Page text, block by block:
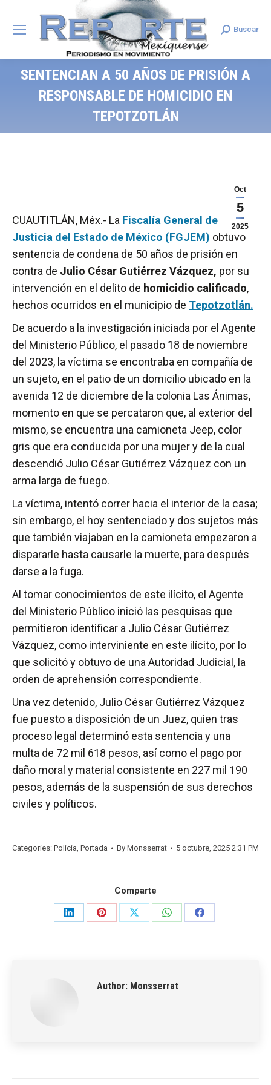
Search:
Buscar
SENTENCIAN A 50 AÑOS DE PRISIÓN A
RESPONSABLE DE HOMICIDIO EN
TEPOTZOTLÁN
Oct
5
2025
CUAUTITLÁN, Méx.- La Fiscalía General de
Justicia del Estado de México (FGJEM) obtuvo
sentencia de condena de 50 años de prisión en
contra de Julio César Gutiérrez Vázquez, por su
intervención en el delito de homicidio calificado,
hechos ocurridos en el municipio de Tepotzotlán.
De acuerdo a la investigación iniciada por el Agente
del Ministerio Público, el pasado 18 de noviembre
del 2023, la víctima se encontraba en compañía de
un sujeto, en el patio de un domicilio ubicado en la
avenida 12 de diciembre de la colonia Las Ánimas,
momento en que se percataron que, al exterior del
mismo, se encuentra una camioneta Jeep, color
gris que era conducida por una mujer y de la cual
descendió Julio César Gutiérrez Vázquez con un
arma larga de fuego.
La víctima, intentó correr hacia el interior de la casa;
sin embargo, el hoy sentenciado y dos sujetos más
que también viajaban en la camioneta empezaron a
dispararle hasta causarle la muerte, para después
darse a la fuga.
Al tomar conocimientos de este ilícito, el Agente
del Ministerio Público inició las pesquisas que
permitieron identificar a Julio César Gutiérrez
Vázquez, como interviniente en este ilícito, por lo
que solicitó y obtuvo de una Autoridad Judicial, la
orden de aprehensión correspondiente.
Una vez detenido, Julio César Gutiérrez Vázquez
fue puesto a disposición de un Juez, quien tras
proceso legal determinó esta sentencia y una
multa de 72 mil 618 pesos, así como el pago por
daño moral y material consistente en 227 mil 190
pesos, además de la suspensión de sus derechos
civiles y políticos.
Categories: Policía, Portada By Monsserrat 5 octubre, 2025 2:31 PM
Comparte
Share
Share
Share
Share
Share
Author: Monsserrat